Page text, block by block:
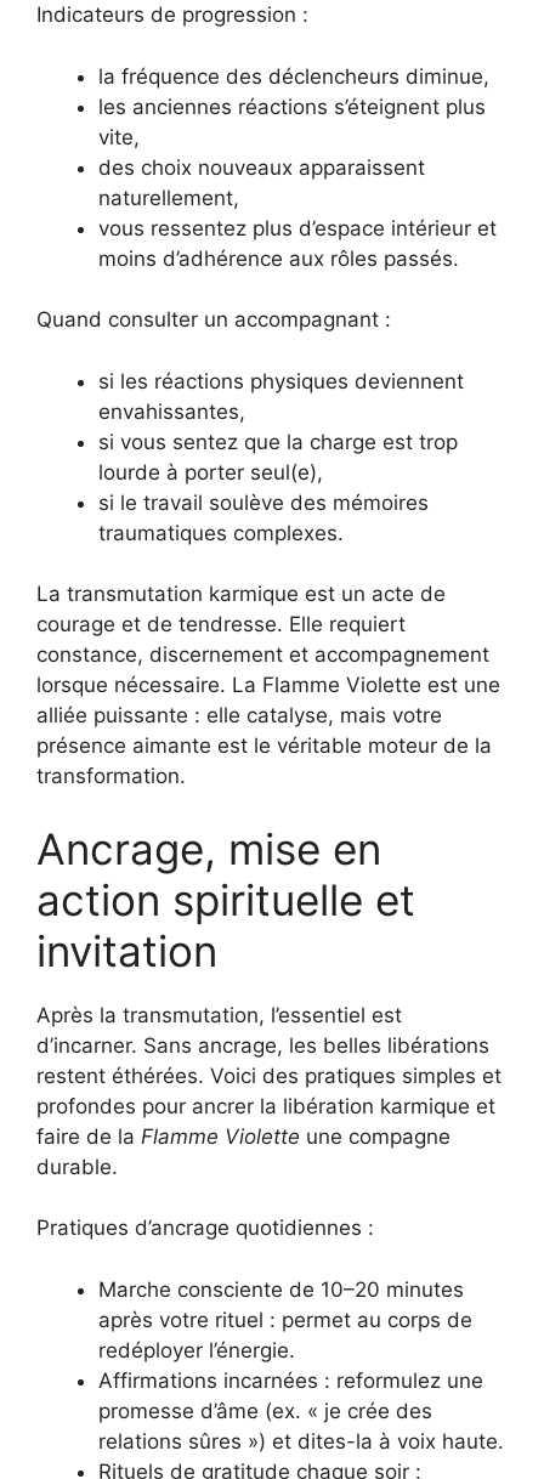
Indicateurs de progression :
la fréquence des déclencheurs diminue,
les anciennes réactions s’éteignent plus
vite,
des choix nouveaux apparaissent
naturellement,
vous ressentez plus d’espace intérieur et
moins d’adhérence aux rôles passés.
Quand consulter un accompagnant :
si les réactions physiques deviennent
envahissantes,
si vous sentez que la charge est trop
lourde à porter seul(e),
si le travail soulève des mémoires
traumatiques complexes.
La transmutation karmique est un acte de
courage et de tendresse. Elle requiert
constance, discernement et accompagnement
lorsque nécessaire. La Flamme Violette est une
alliée puissante : elle catalyse, mais votre
présence aimante est le véritable moteur de la
transformation.
Ancrage, mise en
action spirituelle et
invitation
Après la transmutation, l’essentiel est
d’incarner. Sans ancrage, les belles libérations
restent éthérées. Voici des pratiques simples et
profondes pour ancrer la libération karmique et
faire de la Flamme Violette une compagne
durable.
Pratiques d’ancrage quotidiennes :
Marche consciente de 10–20 minutes
après votre rituel : permet au corps de
redéployer l’énergie.
Affirmations incarnées : reformulez une
promesse d’âme (ex. « je crée des
relations sûres ») et dites-la à voix haute.
Rituels de gratitude chaque soir :